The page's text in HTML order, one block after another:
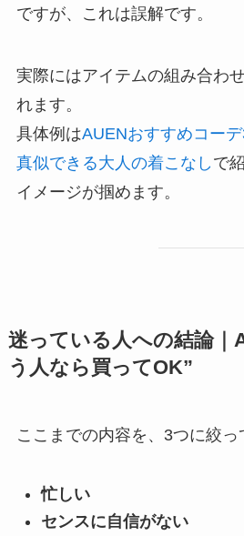
ですが、これは誤解です。
実際にはアイテムの組み合わ
れます。
具体例はAUENおすすめコー
真似できる大人の着こなし で
イメージが掴めます。
迷っている人への結論｜
う人なら買ってOK”
ここまでの内容を、3つに絞っ
忙しい
センスに自信がない